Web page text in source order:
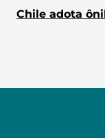
Chile adota